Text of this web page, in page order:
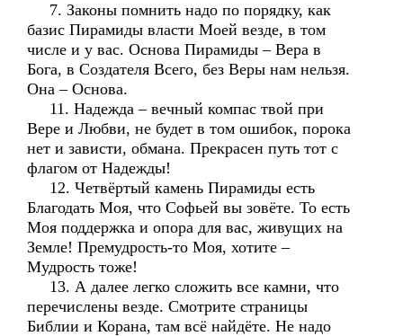
7. Законы помнить надо по порядку, как
базис Пирамиды власти Моей везде, в том
числе и у вас. Основа Пирамиды – Вера в
Бога, в Создателя Всего, без Веры нам нельзя.
Она – Основа.
11. Надежда – вечный компас твой при
Вере и Любви, не будет в том ошибок, порока
нет и зависти, обмана. Прекрасен путь тот с
флагом от Надежды!
12. Четвёртый камень Пирамиды есть
Благодать Моя, что Софьей вы зовёте. То есть
Моя поддержка и опора для вас, живущих на
Земле! Премудрость-то Моя, хотите –
Мудрость тоже!
13. А далее легко сложить все камни, что
перечислены везде. Смотрите страницы
Библии и Корана, там всё найдёте. Не надо